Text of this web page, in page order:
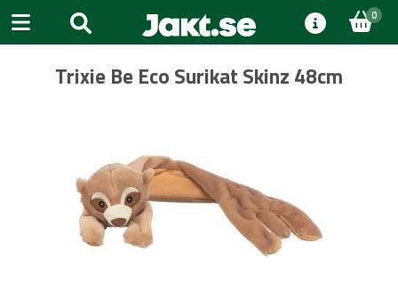
0
Trixie Be Eco Surikat Skinz 48cm
Previous